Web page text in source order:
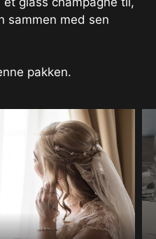
sammen med sen
pakken.